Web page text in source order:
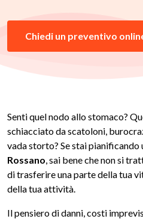
Chiedi un preventivo
Senti quel nodo allo stomaco?
schiacciato da scatoloni,
vada storto? Se stai pianificando
Rossano, sai bene che non si
di trasferire una parte della tua
della tua attività.
Il pensiero di danni, costi